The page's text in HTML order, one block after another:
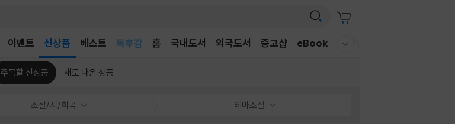
이벤트 신상품 베스트
독후감
홈 국내도서 외국도서 중고샵 eBook CD/LP
주목할 신상품 새로 나온 상품
소설/시/희곡 테마소설